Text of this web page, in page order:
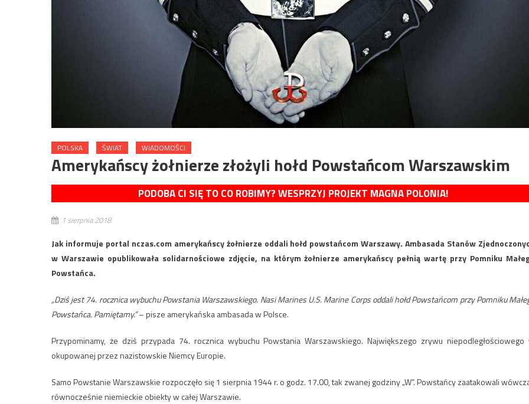
POLSKA ŚWIAT WIADOMOŚCI
Amerykańscy żołnierze złożyli hołd Powstańcom Warszawskim
PODOBA CI SIĘ TO CO ROBIMY? WESPRZYJ PROJEKT MAGNA POLONIA!
1 sierpnia 2018
Jak informuje portal nczas.com amerykańscy żołnierze oddali hołd powstańcom Warszawy. Ambasada Stanów
w Warszawie opublikowała solidarnościowe zdjęcie, na którym żołnierze amerykańscy pełnią wartę przy Pomniku
Powstańca.
„Dziś jest 74. rocznica wybuchu Powstania Warszawskiego. Nasi Marines U.S. Marine Corps oddali hołd Powstańcom przy Pomniku
Powstańca. Pamiętamy.”– pisze amerykańska ambasada w Polsce.
Przypominamy, że dziś przypada 74. rocznica wybuchu Powstania Warszawskiego. Największego zrywu niepodległościowego
okupowanej przez nazistowskie Niemcy Europie.
Samo Powstanie Warszawskie rozpoczęło się 1 sierpnia 1944 r. o godz. 17.00, tak zwanej godziny „W”. Powstańcy zaatakowali
równocześnie niemieckie obiekty w całej Warszawie.